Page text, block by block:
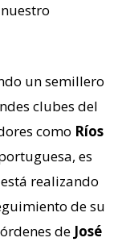
un semillero
clubes del
como Ríos
es
realizando
de su
de José